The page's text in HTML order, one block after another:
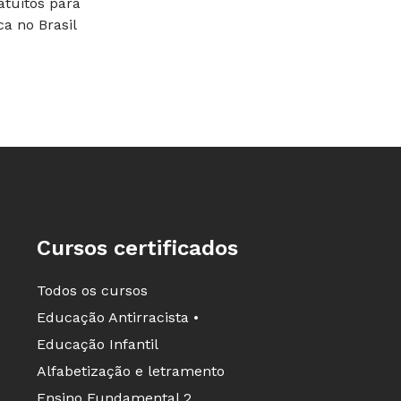
no Brasil
Cursos certificados
Todos os cursos
Educação Antirracista •
Educação Infantil
Alfabetização e letramento